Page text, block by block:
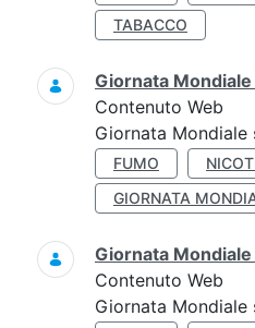
TABACCO
Giornata
Contenuto Web
Giornata Mondiale
FUMO
GIORNATA
Giornata
Contenuto Web
Giornata